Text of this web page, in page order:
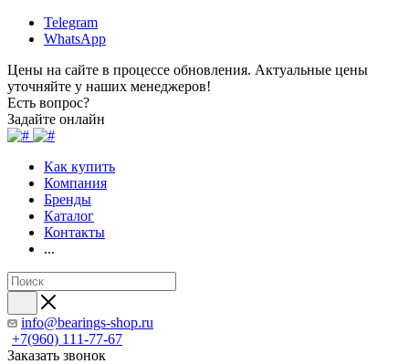
Telegram
WhatsApp
Цены на сайте в процессе обновления. Актуальные цены
уточняйте у наших менеджеров!
Есть вопрос?
Задайте онлайн
Как купить
Компания
Бренды
Каталог
Контакты
...
info@bearings-shop.ru
+7(960) 111-77-67
Заказать звонок